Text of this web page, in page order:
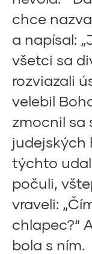
chce
a napísal:
všetci sa
rozviazali
velebil
zmocnil sa
judejských
týchto
počuli,
vraveli:
chlapec?“
bola s ním.